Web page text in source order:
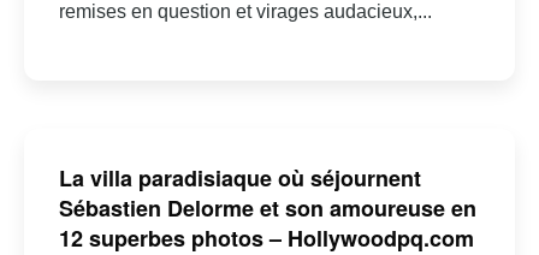
remises en question et virages audacieux,...
La villa paradisiaque où séjournent
Sébastien Delorme et son amoureuse en
12 superbes photos – Hollywoodpq.com